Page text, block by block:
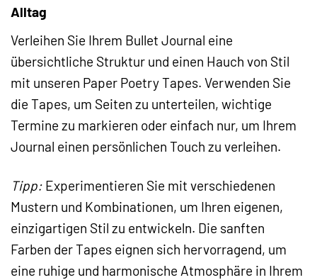
Alltag
Verleihen Sie Ihrem Bullet Journal eine
übersichtliche Struktur und einen Hauch von Stil
mit unseren Paper Poetry Tapes. Verwenden Sie
die Tapes, um Seiten zu unterteilen, wichtige
Termine zu markieren oder einfach nur, um Ihrem
Journal einen persönlichen Touch zu verleihen.
Tipp: Experimentieren Sie mit verschiedenen
Mustern und Kombinationen, um Ihren eigenen,
einzigartigen Stil zu entwickeln. Die sanften
Farben der Tapes eignen sich hervorragend, um
eine ruhige und harmonische Atmosphäre in Ihrem